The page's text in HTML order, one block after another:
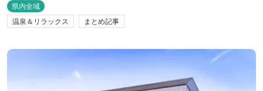
県内全域
温泉＆リラックス
まとめ記事